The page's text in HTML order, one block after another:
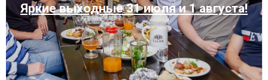
Яркие выходные 31 июля и 1 августа!